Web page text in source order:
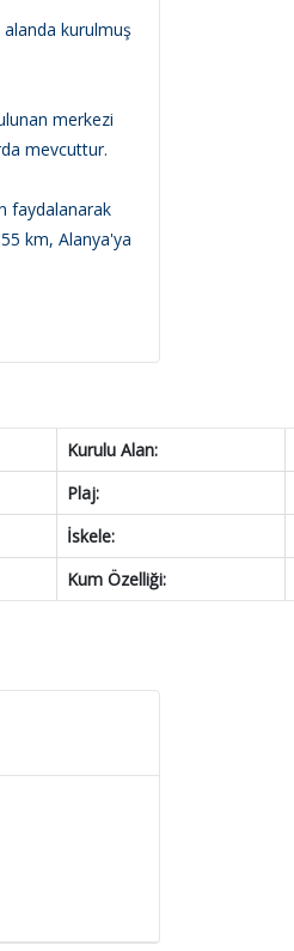
alanda kurulmuş
merkezi
mevcuttur.
faydalanarak
km, Alanya'ya
Kurulu Alan:
Plaj:
İskele:
Kum Özelliği: